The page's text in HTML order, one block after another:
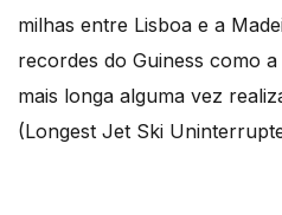
milhas entre Lisboa e a
recordes do Guiness como
mais longa alguma vez
(Longest Jet Ski